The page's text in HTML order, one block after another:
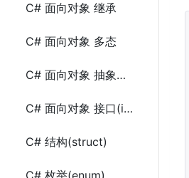
C# 面向对象 继承
C# 面向对象 多态
C# 面向对象 抽象类、抽象属性和抽象方法
C# 面向对象 接口(interface)和虚方法(virtual)
C# 结构(struct)
C# 枚举(enum)